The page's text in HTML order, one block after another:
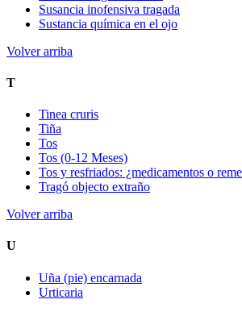
Susancia inofensiva tragada
Sustancia química en el ojo
Volver arriba
T
Tinea cruris
Tiña
Tos
Tos (0-12 Meses)
Tos y resfriados: ¿medicamentos o
Tragó objecto extraño
Volver arriba
U
Uña (pie) encarnada
Urticaria